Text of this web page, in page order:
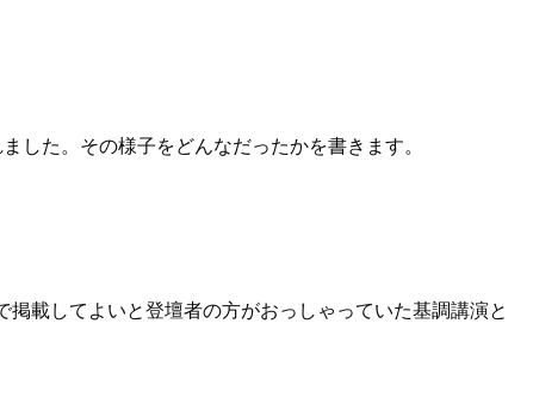
た。その様子をどんなだったかを書きます。
載してよいと登壇者の方がおっしゃっていた基調講演と